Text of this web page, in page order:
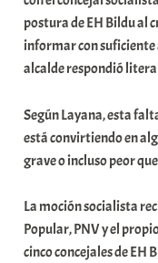
x
a
K
o
u
n
i
a
t
e
postura de EH Bildu al
informar con suficiente
alcalde respondió
Según Layana, esta
está convirtiendo en
grave o incluso peor
La moción socialista
Popular, PNV y el
cinco concejales de EH